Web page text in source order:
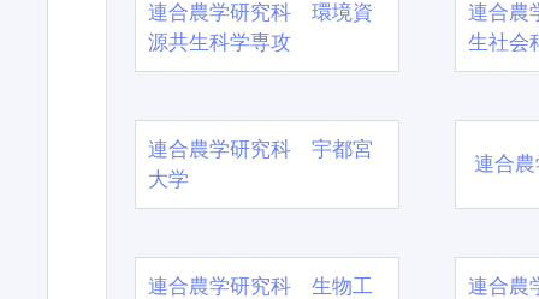
連合農学研究科 環境資
源共生科学専攻
連合農
生社会
連合農学研究科 宇都宮
大学
連合
連合農学研究科 生物工
連合農